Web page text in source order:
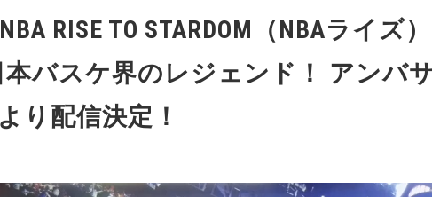
NBA RISE TO STARDOM（NBAライ
バスケ界のレジェンド！ アンバ
り配信決定！